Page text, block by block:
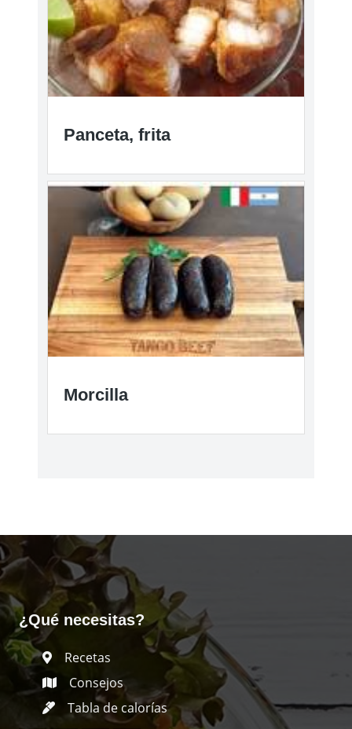
Panceta, frita
Morcilla
¿Qué necesitas?
Recetas
Consejos
Tabla de calorías